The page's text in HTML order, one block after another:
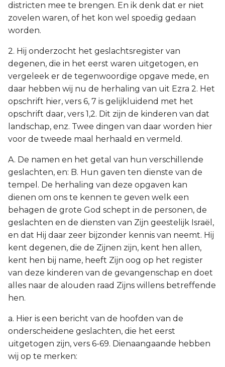
districten mee te brengen. En ik denk dat er niet
zovelen waren, of het kon wel spoedig gedaan
worden.
2. Hij onderzocht het geslachtsregister van
degenen, die in het eerst waren uitgetogen, en
vergeleek er de tegenwoordige opgave mede, en
daar hebben wij nu de herhaling van uit Ezra 2. Het
opschrift hier, vers 6, 7 is gelijkluidend met het
opschrift daar, vers 1,2. Dit zijn de kinderen van dat
landschap, enz. Twee dingen van daar worden hier
voor de tweede maal herhaald en vermeld.
A. De namen en het getal van hun verschillende
geslachten, en: B. Hun gaven ten dienste van de
tempel. De herhaling van deze opgaven kan
dienen om ons te kennen te geven welk een
behagen de grote God schept in de personen, de
geslachten en de diensten van Zijn geestelijk Israël,
en dat Hij daar zeer bijzonder kennis van neemt. Hij
kent degenen, die de Zijnen zijn, kent hen allen,
kent hen bij name, heeft Zijn oog op het register
van deze kinderen van de gevangenschap en doet
alles naar de alouden raad Zijns willens betreffende
hen.
a. Hier is een bericht van de hoofden van de
onderscheidene geslachten, die het eerst
uitgetogen zijn, vers 6-69. Dienaangaande hebben
wij op te merken: